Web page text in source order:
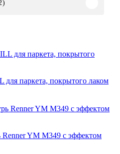
паркета, покрытого лаком
Renner YM M349 с эффектом